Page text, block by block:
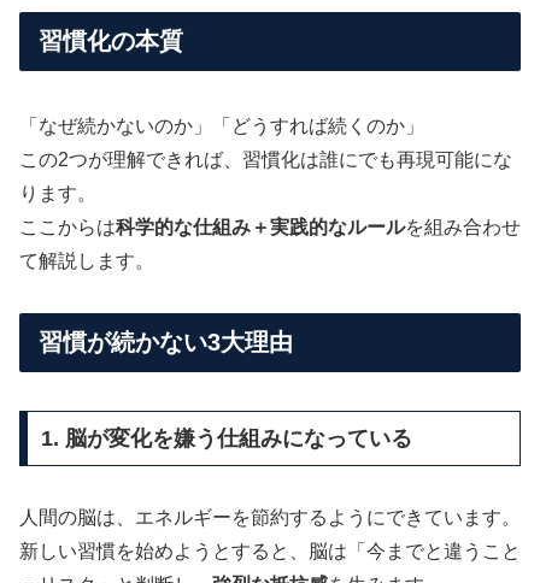
習慣化の本質
「なぜ続かないのか」「どうすれば続くのか」
この2つが理解できれば、習慣化は誰にでも再現可能にな
ります。
ここからは科学的な仕組み＋実践的なルールを組み合わせ
て解説します。
習慣が続かない3大理由
1. 脳が変化を嫌う仕組みになっている
人間の脳は、エネルギーを節約するようにできています。
新しい習慣を始めようとすると、脳は「今までと違うこと